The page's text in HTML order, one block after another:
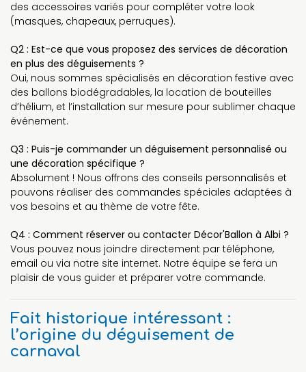
des accessoires variés pour compléter votre look
(masques, chapeaux, perruques).
Q2 : Est-ce que vous proposez des services de décoration
en plus des déguisements ?
Oui, nous sommes spécialisés en décoration festive avec
des ballons biodégradables, la location de bouteilles
d’hélium, et l’installation sur mesure pour sublimer chaque
événement.
Q3 : Puis-je commander un déguisement personnalisé ou
une décoration spécifique ?
Absolument ! Nous offrons des conseils personnalisés et
pouvons réaliser des commandes spéciales adaptées à
vos besoins et au thème de votre fête.
Q4 : Comment réserver ou contacter Décor'Ballon à Albi ?
Vous pouvez nous joindre directement par téléphone,
email ou via notre site internet. Notre équipe se fera un
plaisir de vous guider et préparer votre commande.
Fait historique intéressant :
l’origine du déguisement de
carnaval